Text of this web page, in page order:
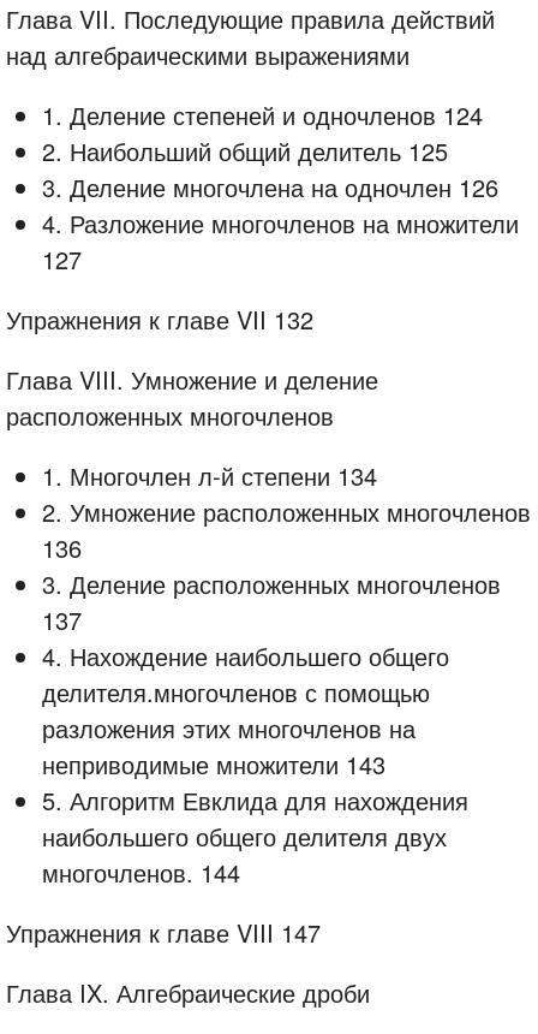
Глава VII. Последующие правила действий
над алгебраическими выражениями
1. Деление степеней и одночленов 124
2. Наибольший общий делитель 125
3. Деление многочлена на одночлен 126
4. Разложение многочленов на множители
127
Упражнения к главе VII 132
Глава VIII. Умножение и деление
расположенных многочленов
1. Многочлен л-й степени 134
2. Умножение расположенных многочленов
136
3. Деление расположенных многочленов
137
4. Нахождение наибольшего общего
делителя.многочленов с помощью
разложения этих многочленов на
неприводимые множители 143
5. Алгоритм Евклида для нахождения
наибольшего общего делителя двух
многочленов. 144
Упражнения к главе VIII 147
Глава IX. Алгебраические дроби